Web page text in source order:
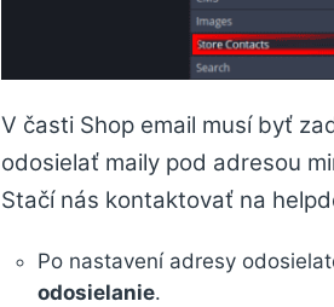
V časti Shop email musí byť
odosielať maily pod adresou
Stačí nás kontaktovať na
Po nastavení adresy
odosielanie.